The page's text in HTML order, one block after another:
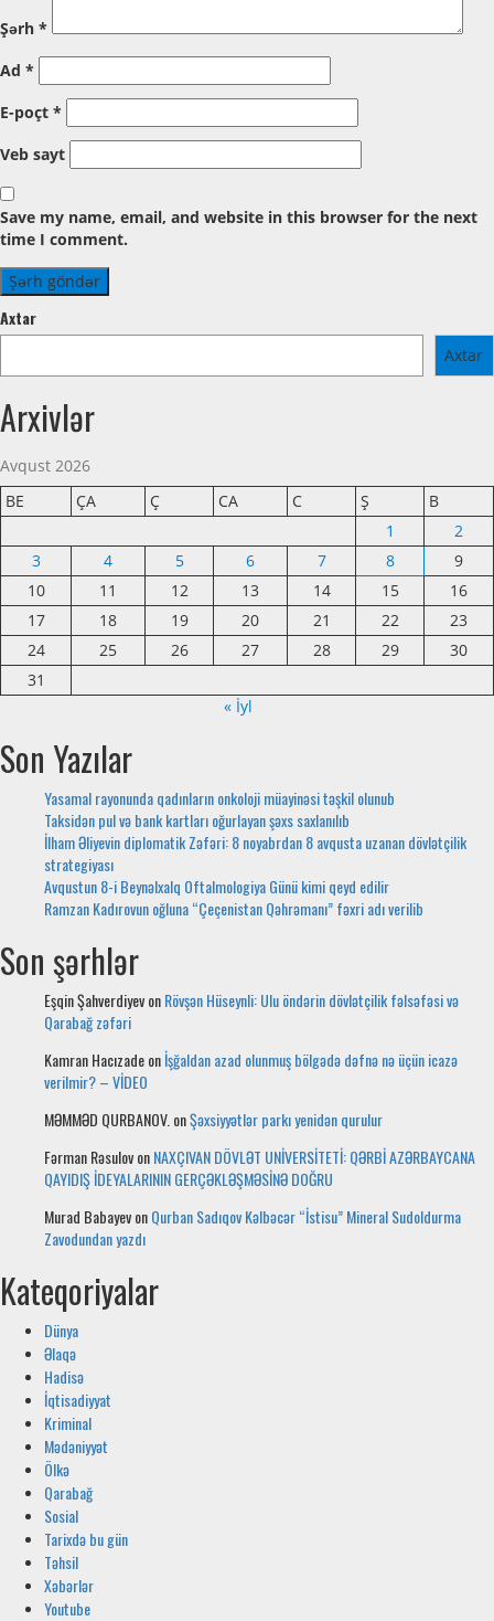
Şərh *
Ad *
E-poçt *
Veb sayt
Save my name, email, and website in this browser for the next
time I comment.
Axtar
Axtar
Arxivlər
Avqust 2026
BE
ÇA Ç CA C Ş
B
1
2
3
4 5 6 7 8
9
10
11 12 13 14 15
16
17
18 19 20 21 22
23
24
25 26 27 28 29
30
31
« İyl
Son Yazılar
Yasamal rayonunda qadınların onkoloji müayinəsi təşkil olunub
Taksidən pul və bank kartları oğurlayan şəxs saxlanılıb
İlham Əliyevin diplomatik Zəfəri: 8 noyabrdan 8 avqusta uzanan dövlətçilik
strategiyası
Avqustun 8-i Beynəlxalq Oftalmologiya Günü kimi qeyd edilir
Ramzan Kadırovun oğluna “Çeçenistan Qəhrəmanı” fəxri adı verilib
Son şərhlər
Eşqin ŞahverdiyevonRövşən Hüseynli: Ulu öndərin dövlətçilik fəlsəfəsi və
Qarabağ zəfəri
Kamran Hacızadeonİşğaldan azad olunmuş bölgədə dəfnə nə üçün icazə
verilmir? – VİDEO
MƏMMƏD QURBANOV. onŞəxsiyyətlər parkı yenidən qurulur
Fərman RəsulovonNAXÇIVAN DÖVLƏT UNİVERSİTETİ: QƏRBİ AZƏRBAYCANA
QAYIDIŞ İDEYALARININ GERÇƏKLƏŞMƏSİNƏ DOĞRU
Murad BabayevonQurban Sadıqov Kəlbəcər “İstisu” Mineral Sudoldurma
Zavodundan yazdı
Kateqoriyalar
Dünya
Əlaqə
Hadisə
İqtisadiyyat
Kriminal
Mədəniyyət
Ölkə
Qarabağ
Sosial
Tarixdə bu gün
Təhsil
Xəbərlər
Youtube